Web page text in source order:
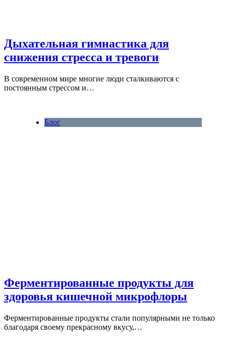
Дыхательная гимнастика для
снижения стресса и тревоги
В современном мире многие люди сталкиваются с
постоянным стрессом и…
Блог
Ферментированные продукты для
здоровья кишечной микрофлоры
Ферментированные продукты стали популярными не только
благодаря своему прекрасному вкусу,…